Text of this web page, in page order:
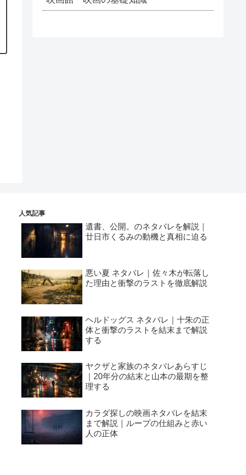
人気記事
遺書、公開。のネタバレを解説｜
廿日市くるみの動機と真相に迫る
悪い夏 ネタバレ｜佐々木が転落し
た理由と衝撃のラストを徹底解説
ヘルドッグス ネタバレ｜十朱の正
体と衝撃のラストを結末まで解説
する
ヤクザと家族のネタバレあらすじ
｜20年分の結末と山本の最期を整
理する
カラダ探しの映画ネタバレを結末
まで解説｜ループの仕組みと赤い
人の正体